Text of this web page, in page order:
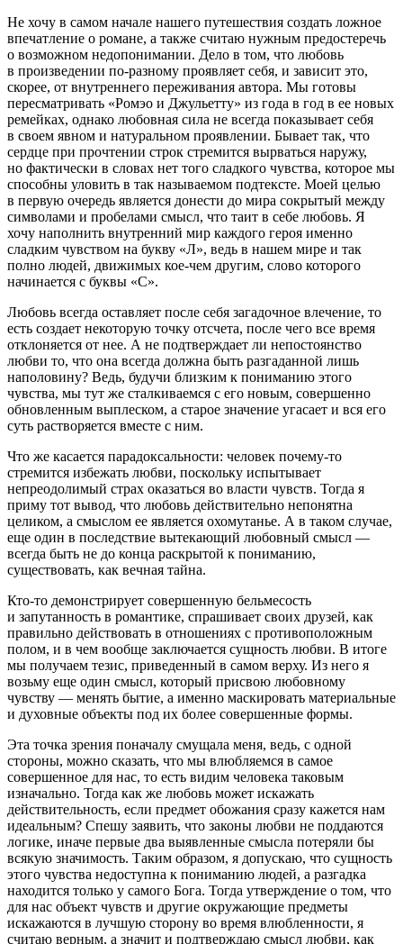
Не хочу в самом начале нашего путешествия создать ложное
впечатление о романе, а также считаю нужным предостеречь
о возможном недопонимании. Дело в том, что любовь
в произведении по-разному проявляет себя, и зависит это,
скорее, от внутреннего переживания автора. Мы готовы
пересматривать «Ромэо и Джульетту» из года в год в ее новых
ремейках, однако любовная сила не всегда показывает себя
в своем явном и натуральном проявлении. Бывает так, что
сердце при прочтении строк стремится вырваться наружу,
но фактически в словах нет того сладкого чувства, которое мы
способны уловить в так называемом подтексте. Моей целью
в первую очередь является донести до мира сокрытый между
символами и пробелами смысл, что таит в себе любовь. Я
хочу наполнить внутренний мир каждого героя именно
сладким чувством на букву «Л», ведь в нашем мире и так
полно людей, движимых кое-чем другим, слово которого
начинается с буквы «С».
Любовь всегда оставляет после себя загадочное влечение, то
есть создает некоторую точку отсчета, после чего все время
отклоняется от нее. А не подтверждает ли непостоянство
любви то, что она всегда должна быть разгаданной лишь
наполовину? Ведь, будучи близким к пониманию этого
чувства, мы тут же сталкиваемся с его новым, совершенно
обновленным выплеском, а старое значение угасает и вся его
суть растворяется вместе с ним.
Что же касается парадоксальности: человек почему-то
стремится избежать любви, поскольку испытывает
непреодолимый страх оказаться во власти чувств. Тогда я
приму тот вывод, что любовь действительно непонятна
целиком, а смыслом ее является охомутанье. А в таком случае,
еще один в последствие вытекающий любовный смысл —
всегда быть не до конца раскрытой к пониманию,
существовать, как вечная тайна.
Кто-то демонстрирует совершенную бельмесость
и запутанность в романтике, спрашивает своих друзей, как
правильно действовать в отношениях с противоположным
полом, и в чем вообще заключается сущность любви. В итоге
мы получаем тезис, приведенный в самом верху. Из него я
возьму еще один смысл, который присвою любовному
чувству — менять бытие, а именно маскировать материальные
и духовные объекты под их более совершенные формы.
Эта точка зрения поначалу смущала меня, ведь, с одной
стороны, можно сказать, что мы влюбляемся в самое
совершенное для нас, то есть видим человека таковым
изначально. Тогда как же любовь может искажать
действительность, если предмет обожания сразу кажется нам
идеальным? Спешу заявить, что законы любви не поддаются
логике, иначе первые два выявленные смысла потеряли бы
всякую значимость. Таким образом, я допускаю, что сущность
этого чувства недоступна к пониманию людей, а разгадка
находится только у самого Бога. Тогда утверждение о том, что
для нас объект чувств и другие окружающие предметы
искажаются в лучшую сторону во время влюбленности, я
считаю верным, а значит и подтверждаю смысл любви, как